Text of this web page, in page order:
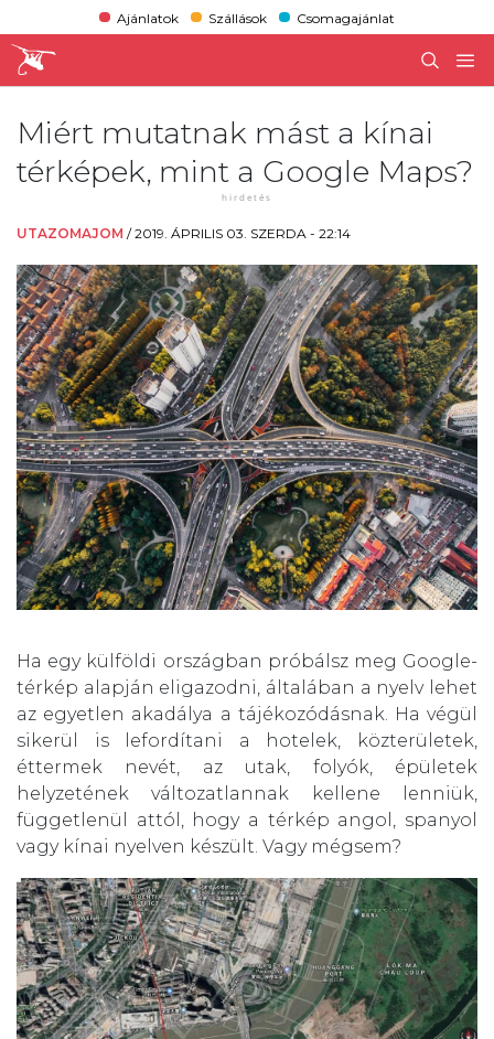
Ajánlatok Szállások Csomagajánlat
Miért mutatnak mást a kínai
térképek, mint a Google Maps?
UTAZOMAJOM /2019. ÁPRILIS 03. SZERDA - 22:14
Ha egy külföldi országban próbálsz meg Google-
térkép alapján eligazodni, általában a nyelv lehet
az egyetlen akadálya a tájékozódásnak. Ha végül
sikerül is lefordítani a hotelek, közterületek,
éttermek nevét, az utak, folyók, épületek
helyzetének változatlannak kellene lenniük,
függetlenül attól, hogy a térkép angol, spanyol
vagy kínai nyelven készült. Vagy mégsem?